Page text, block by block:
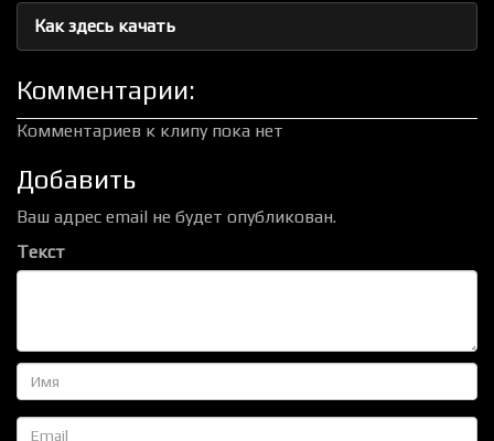
Как здесь качать
Комментарии:
Комментариев к клипу пока нет
Добавить
Ваш адрес email не будет опубликован.
Текст
Имя
Email